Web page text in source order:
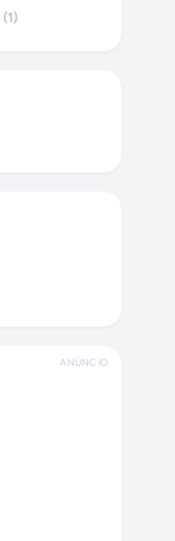
(1)
ANÚNCIO